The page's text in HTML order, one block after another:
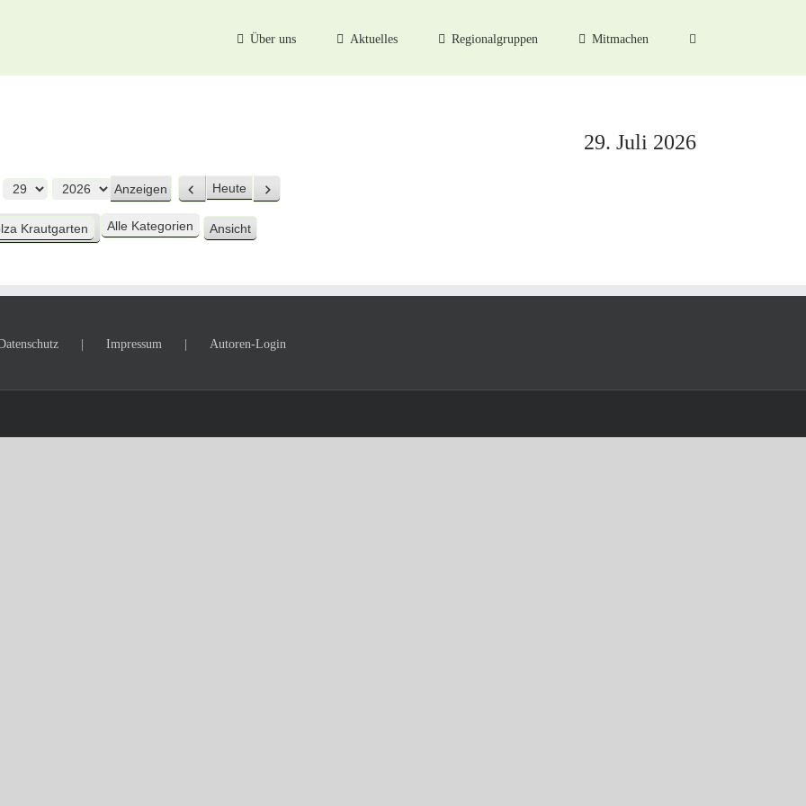
Über uns Aktuelles Regionalgruppen Mitmachen
29. Juli 2026
Zurück
Heute Weiter
Krautgarten Alle Kategorien Ansicht
Impressum Autoren-Login